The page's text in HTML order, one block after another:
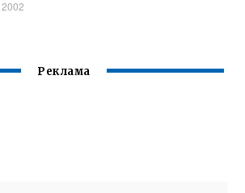
2002
Реклама